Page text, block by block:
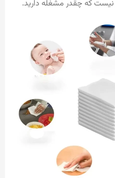
نیست که چقدر مشغله دارید.